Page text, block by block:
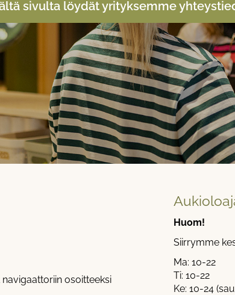
sivulta löydät yrityksemme
osoitteeksi
Huom!
Siirrymme
Ma: 10-22
Ti: 10-22
Ke: 10-24